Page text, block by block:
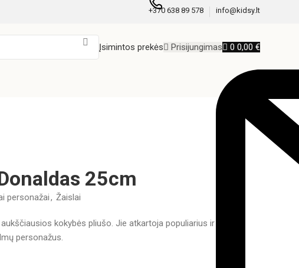
+370 638 89 578 info@kidsy.lt
Įsimintos prekės Prisijungimas 0 0,00 €
25cm
personažai, Žaislai
kokybės pliušo. Jie atkartoja populiarius ir vaikų
personažus.